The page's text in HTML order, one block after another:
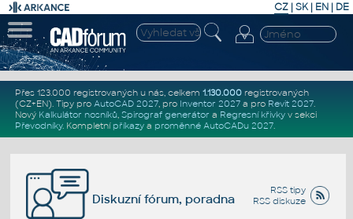
CZ | SK| EN | DE
Přes 123.000 registrovaných u nás, celkem 1.130.000registrovaných
(CZ+EN). Tipy pro AutoCAD 2027, pro Inventor 2027a pro Revit 2027.
Nový Kalkulátor nosníků, Spirograf generátor a Regresní křivkyv sekci
Převodníky. Kompletní příkazya proměnné AutoCADu 2027.
RSS tipy
RSS diskuze
Diskuzní fórum, poradna